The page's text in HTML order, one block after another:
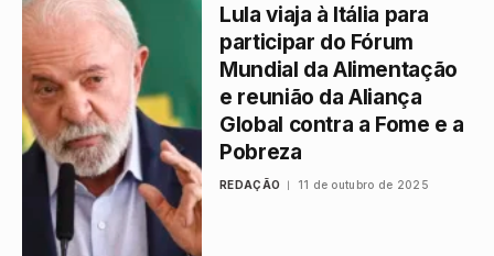
Lula viaja à Itália para
participar do Fórum
Mundial da Alimentação
e reunião da Aliança
Global contra a Fome e a
Pobreza
REDAÇÃO 11 de outubro de 2025